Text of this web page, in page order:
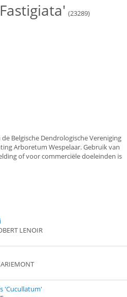
(23289)
Belgische Dendrologische Vereniging
Arboretum Wespelaar. Gebruik van
of voor commerciële doeleinden is
LENOIR
'Cucullatum'